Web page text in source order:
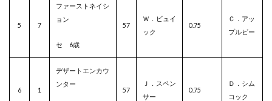
5 7
ファーストネイシ
ョン
セ 6歳
57
Ｗ．ビュイ
ック
0.75
Ｃ．アッ
プルビー
6 1
デザートエンカウ
ンター
57
Ｊ．スペン
サー
0.75
Ｄ．シム
コック